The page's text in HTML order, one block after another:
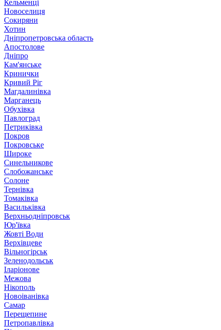
Кельменці
Новоселиця
Сокиряни
Хотин
Дніпропетровська область
Апостолове
Дніпро
Кам'янське
Кринички
Кривий Ріг
Магдалинівка
Марганець
Обухівка
Павлоград
Петриківка
Покров
Покровське
Широке
Синельникове
Слобожанське
Солоне
Тернівка
Томаківка
Васильківка
Верхньодніпровськ
Юр'ївка
Жовті Води
Верхівцеве
Вільногірськ
Зеленодольськ
Іларіонове
Межова
Нікополь
Новоіванівка
Самар
Перещепине
Петропавлівка